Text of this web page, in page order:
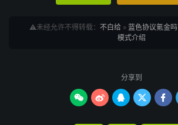
⚠️未经允许不得转载： 不白给 » 蓝色协议氪金
模式介绍
分享到
    